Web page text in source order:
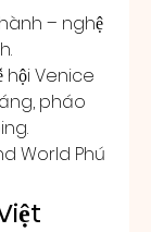
– nghệ
hội Venice
pháo
World Phú